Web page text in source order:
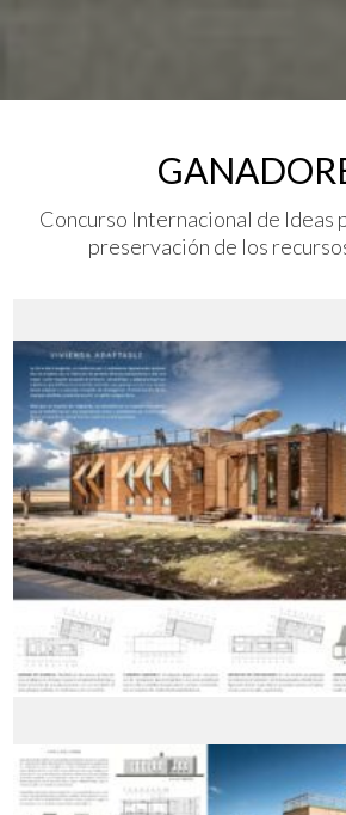
Concurso Internacional de Ideas
preservación de los